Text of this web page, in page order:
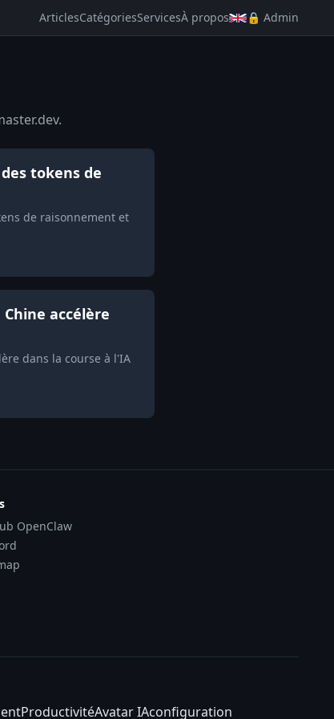
ArticlesCatégoriesServicesÀ propos 🔒 Admin
tokens de
de raisonnement et
accélère
dans la course à l'IA
OpenClaw
ProductivitéAvatar IAconfiguration